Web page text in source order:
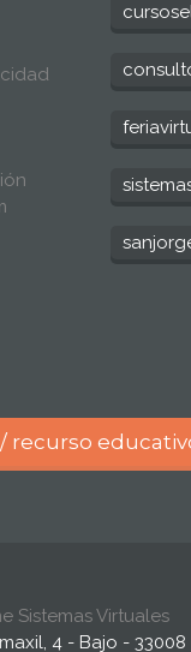
recurso
Sistemas Virtuales
4 - Bajo - 33008